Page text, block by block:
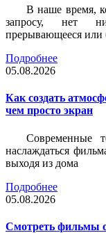
В наше время,
запросу, нет
прерывающееся или
Подробнее
05.08.2026
Как создать
чем просто экран
Современные
наслаждаться
выходя из дома
Подробнее
05.08.2026
Смотреть фильмы